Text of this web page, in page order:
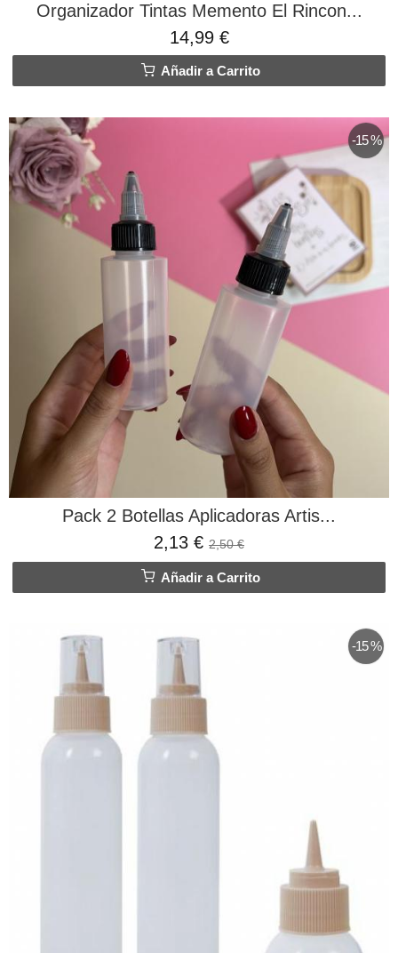
Organizador Tintas Memento El Rincon...
14,99 €
Añadir a Carrito
-15 %
Pack 2 Botellas Aplicadoras Artis...
2,13 € 2,50 €
Añadir a Carrito
-15 %